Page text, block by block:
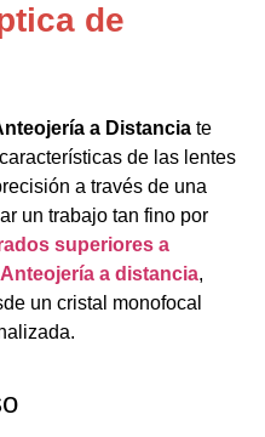
de
a Distancia te
de las lentes
a través de una
un trabajo tan fino por
superiores a
a distancia,
un cristal monofocal